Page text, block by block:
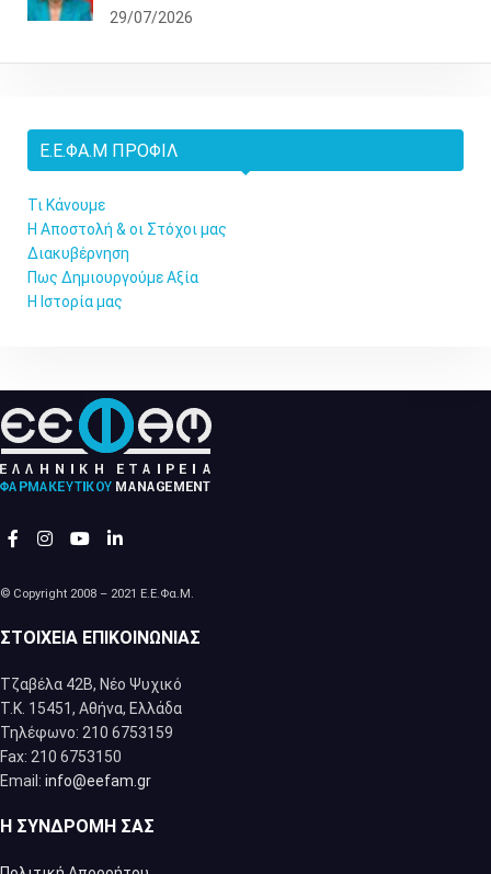
29/07/2026
Ε.Ε.ΦΑ.Μ ΠΡΟΦΊΛ
Τι Κάνουμε
Η Αποστολή & οι Στόχοι μας
Διακυβέρνηση
Πως Δημιουργούμε Αξία
Η Ιστορία μας
© Copyright 2008 – 2021 Ε.Ε.Φα.Μ.
ΣΤΟΙΧΕΊΑ ΕΠΙΚΟΙΝΩΝΊΑΣ
Τζαβέλα 42Β, Νέο Ψυχικό
Τ.Κ. 15451, Αθήνα, Eλλάδα
Τηλέφωνο: 210 6753159
Fax: 210 6753150
Email: info@eefam.gr
Η ΣΥΝΔΡΟΜΉ ΣΑΣ